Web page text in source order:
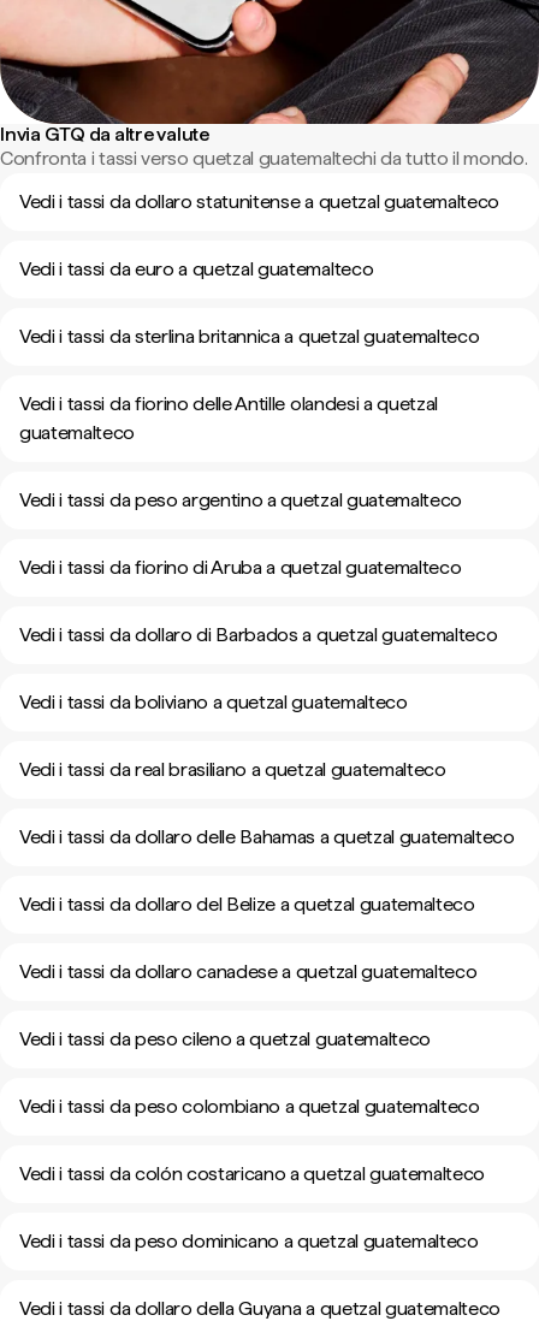
Invia GTQ da altre valute
Confronta i tassi verso quetzal guatemaltechi da tutto il mondo.
Vedi i tassi da dollaro statunitense a quetzal guatemalteco
Vedi i tassi da euro a quetzal guatemalteco
Vedi i tassi da sterlina britannica a quetzal guatemalteco
Vedi i tassi da fiorino delle Antille olandesi a quetzal
guatemalteco
Vedi i tassi da peso argentino a quetzal guatemalteco
Vedi i tassi da fiorino di Aruba a quetzal guatemalteco
Vedi i tassi da dollaro di Barbados a quetzal guatemalteco
Vedi i tassi da boliviano a quetzal guatemalteco
Vedi i tassi da real brasiliano a quetzal guatemalteco
Vedi i tassi da dollaro delle Bahamas a quetzal guatemalteco
Vedi i tassi da dollaro del Belize a quetzal guatemalteco
Vedi i tassi da dollaro canadese a quetzal guatemalteco
Vedi i tassi da peso cileno a quetzal guatemalteco
Vedi i tassi da peso colombiano a quetzal guatemalteco
Vedi i tassi da colón costaricano a quetzal guatemalteco
Vedi i tassi da peso dominicano a quetzal guatemalteco
Vedi i tassi da dollaro della Guyana a quetzal guatemalteco